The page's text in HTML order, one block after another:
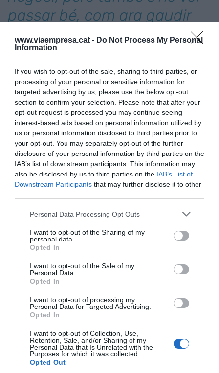
www.viaempresa.cat - Do Not Process My Personal
Information
If you wish to opt-out of the sale, sharing to third parties, or
processing of your personal or sensitive information for
targeted advertising by us, please use the below opt-out
section to confirm your selection. Please note that after your
opt-out request is processed you may continue seeing
interest-based ads based on personal information utilized by
us or personal information disclosed to third parties prior to
your opt-out. You may separately opt-out of the further
disclosure of your personal information by third parties on the
IAB’s list of downstream participants. This information may
also be disclosed by us to third parties on the IAB’s List of
Downstream Participants that may further disclose it to other
Personal Data Processing Opt Outs
I want to opt-out of the Sharing of my
personal data.
Opted In
I want to opt-out of the Sale of my
Personal Data.
Opted In
I want to opt-out of processing my
Personal Data for Targeted Advertising.
Opted In
I want to opt-out of Collection, Use,
Retention, Sale, and/or Sharing of my
Personal Data that Is Unrelated with the
Purposes for which it was collected.
Opted Out
passar bé, com ara gaudir
de la nit i Barcelona ho té
absolutament tot"
Aquest any tindrem a 150 companyies xineses a
l’ISE i, com a positiu, venen més companyies
d’arreu del món a instal·lar-se a Europa, a poques
hores de vol de Catalunya i cada vegada més
s’instal·len a la ciutat comtal.
Més de 80 empreses catalanes participaran en l'ISE |
Més de 80 empreses i centres tecnològics
catalans participaran en l'ISE, un 10% més que
català?
És impressionant el que està succeint a